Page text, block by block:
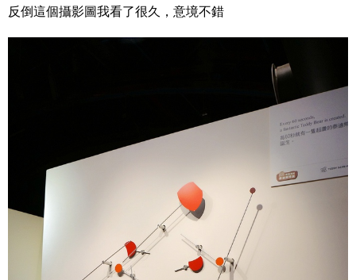
反倒這個攝影圖我看了很久，意境不錯